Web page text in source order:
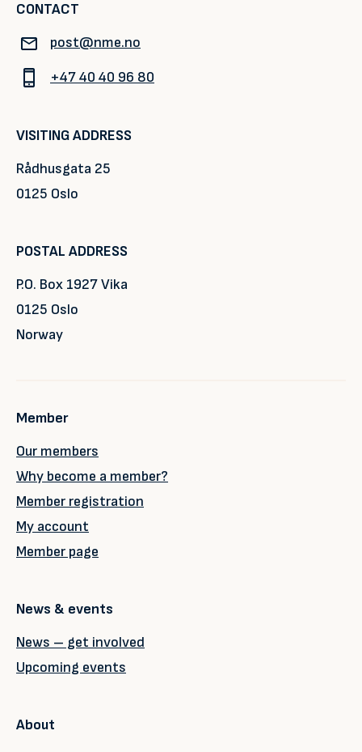
CONTACT
post@nme.no
+47 40 40 96 80
VISITING ADDRESS
Rådhusgata 25
0125 Oslo
POSTAL ADDRESS
P.O. Box 1927 Vika
0125 Oslo
Norway
Member
Our members
Why become a member?
Member registration
My account
Member page
News & events
News – get involved
Upcoming events
About